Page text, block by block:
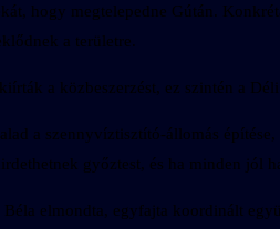
hogy megtelepedne Gútán.
a területre.
a közbeszerzést, ez szintén a
a szennyvíztisztító-állomás
győztest, és ha minden jól
elmondta, egyfajta koordinált